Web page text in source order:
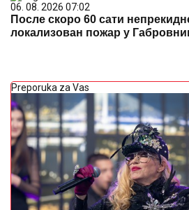
06. 08. 2026 07:02
После скоро 60 сати
локализован пожар у
Preporuka za Vas